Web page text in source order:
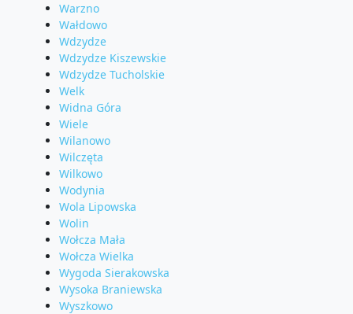
Warzno
Wałdowo
Wdzydze
Wdzydze Kiszewskie
Wdzydze Tucholskie
Welk
Widna Góra
Wiele
Wilanowo
Wilczęta
Wilkowo
Wodynia
Wola Lipowska
Wolin
Wołcza Mała
Wołcza Wielka
Wygoda Sierakowska
Wysoka Braniewska
Wyszkowo